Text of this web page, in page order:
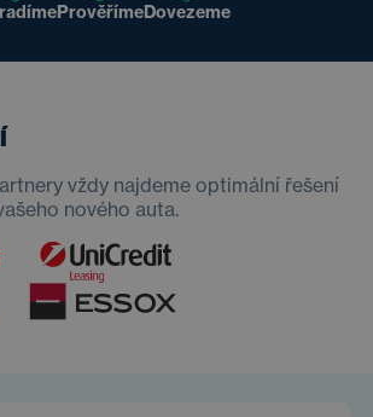
PrověřímeDovezeme
vždy najdeme optimální řešení
nového auta.